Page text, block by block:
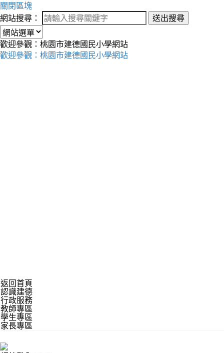
關閉區塊
網站搜尋：
送出搜尋
歡迎參觀：桃園市建德國民小學網站
歡迎參觀：桃園市建德國民小學網站
返回首頁
認識建德
行政服務
教師專區
學生專區
家長專區